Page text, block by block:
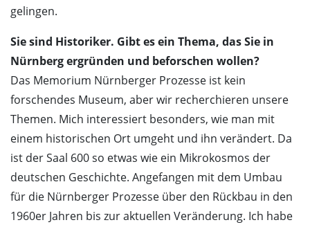
gelingen.
Sie sind Historiker. Gibt es ein Thema, das Sie in
Nürnberg ergründen und beforschen wollen?
Das Memorium Nürnberger Prozesse ist kein
forschendes Museum, aber wir recherchieren unsere
Themen. Mich interessiert besonders, wie man mit
einem historischen Ort umgeht und ihn verändert. Da
ist der Saal 600 so etwas wie ein Mikrokosmos der
deutschen Geschichte. Angefangen mit dem Umbau
für die Nürnberger Prozesse über den Rückbau in den
1960er Jahren bis zur aktuellen Veränderung. Ich habe